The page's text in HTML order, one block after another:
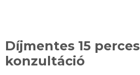
Díjmentes 15 perces
konzultáció